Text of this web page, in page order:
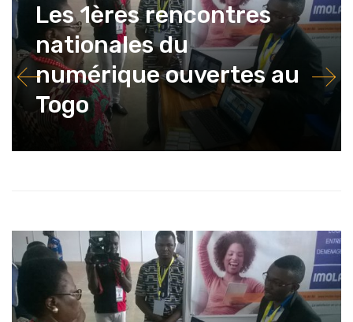
Les 1ères rencontres
nationales du
numérique ouvertes au
Togo